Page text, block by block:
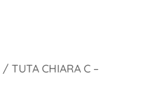
/ TUTA CHIARA C –